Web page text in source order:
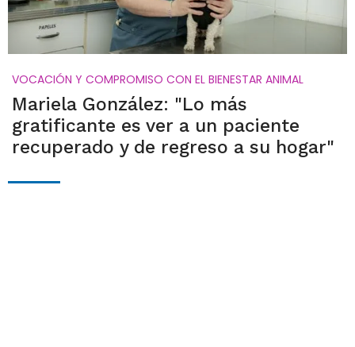
VOCACIÓN Y COMPROMISO CON EL BIENESTAR ANIMAL
Mariela González: "Lo más
gratificante es ver a un paciente
recuperado y de regreso a su hogar"